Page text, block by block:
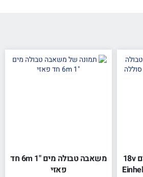
גוף משאבה טבולה למים 18v
משאבה טבולה מים "1 6m חד
פאזי